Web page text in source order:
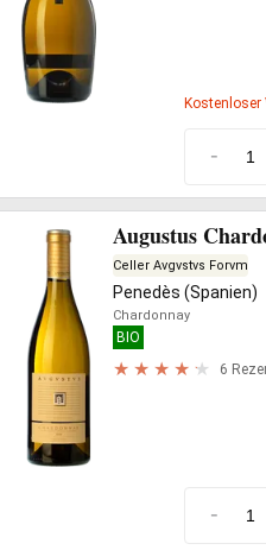
Kostenloser
-
Augustus
Celler Avgvstvs Forvm
Penedès (Spanien)
Chardonnay
BIO
6
-